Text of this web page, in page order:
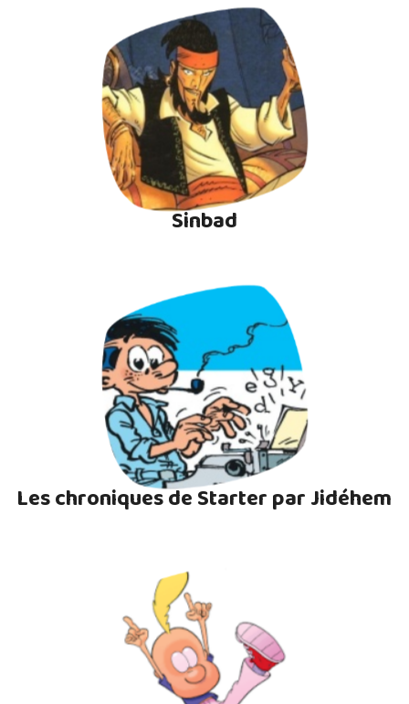
Sinbad
Les chroniques de Starter par Jidéhem